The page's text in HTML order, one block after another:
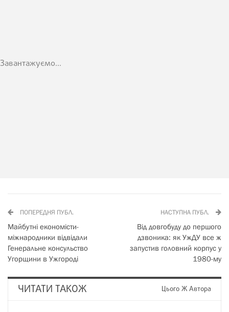
Завантажуємо...
ПОПЕРЕДНЯ ПУБЛ.
Майбутні економісти-
міжнародники відвідали
Генеральне консульство
Угорщини в Ужгороді
НАСТУПНА ПУБЛ.
Від довгобуду до першого
дзвоника: як УжДУ все ж
запустив головний корпус у
1980-му
ЧИТАТИ ТАКОЖ Цього Ж Автора